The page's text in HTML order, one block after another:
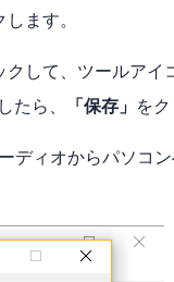
ます。
クして、ツールアイ
ら、
「保存」 を
ディオからパソコ